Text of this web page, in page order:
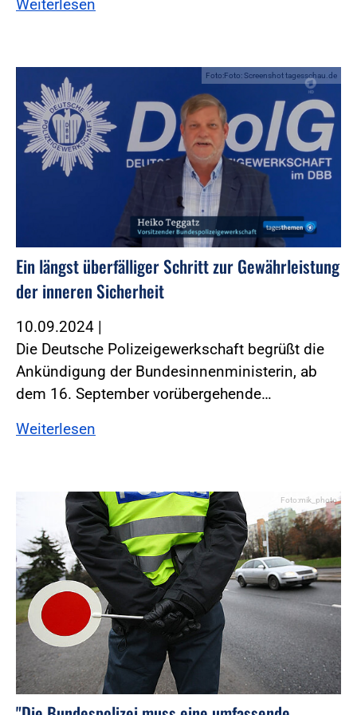
Weiterlesen
Foto:Foto: Screenshot tagesschau.de
Ein längst überfälliger Schritt zur Gewährleistung
der inneren Sicherheit
10.09.2024 |
Die Deutsche Polizeigewerkschaft begrüßt die
Ankündigung der Bundesinnenministerin, ab
dem 16. September vorübergehende…
Weiterlesen
Foto:mik_photo